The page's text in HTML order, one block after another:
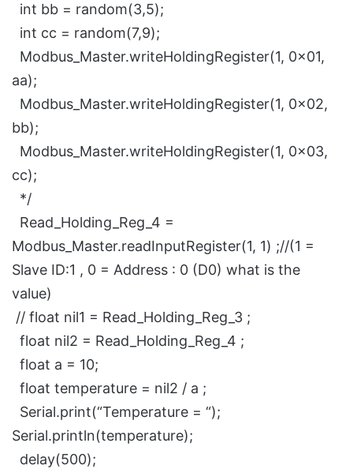
int bb = random(3,5);
int cc = random(7,9);
Modbus_Master.writeHoldingRegister(1, 0x01,
aa);
Modbus_Master.writeHoldingRegister(1, 0x02,
bb);
Modbus_Master.writeHoldingRegister(1, 0x03,
cc);
*/
Read_Holding_Reg_4 =
Modbus_Master.readInputRegister(1, 1) ;//(1 =
Slave ID:1 , 0 = Address : 0 (D0) what is the
value)
// float nil1 = Read_Holding_Reg_3 ;
float nil2 = Read_Holding_Reg_4 ;
float a = 10;
float temperature = nil2 / a ;
Serial.print(“Temperature = “);
Serial.println(temperature);
delay(500);